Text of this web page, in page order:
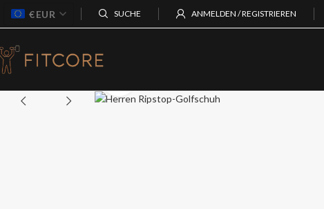
€EUR SUCHE ANMELDEN / REGISTRIEREN